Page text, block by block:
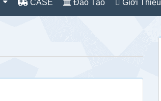
CASE Đào Tạo Giới Thiệu